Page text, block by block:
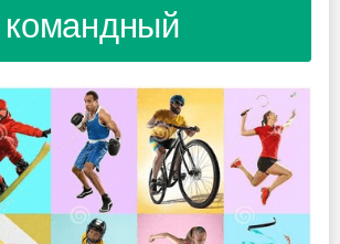
командный